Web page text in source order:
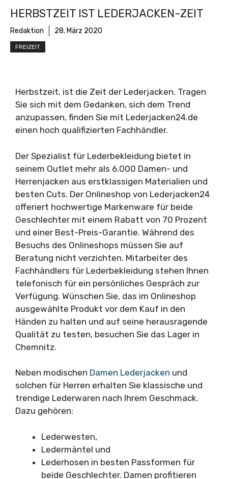
HERBSTZEIT IST LEDERJACKEN-ZEIT
Redaktion 28. März 2020
FREIZEIT
Herbstzeit, ist die Zeit der Lederjacken. Tragen
Sie sich mit dem Gedanken, sich dem Trend
anzupassen, finden Sie mit Lederjacken24.de
einen hoch qualifizierten Fachhändler.
Der Spezialist für Lederbekleidung bietet in
seinem Outlet mehr als 6.000 Damen- und
Herrenjacken aus erstklassigen Materialien und
besten Cuts. Der Onlineshop von Lederjacken24
offeriert hochwertige Markenware für beide
Geschlechter mit einem Rabatt von 70 Prozent
und einer Best-Preis-Garantie. Während des
Besuchs des Onlineshops müssen Sie auf
Beratung nicht verzichten. Mitarbeiter des
Fachhändlers für Lederbekleidung stehen Ihnen
telefonisch für ein persönliches Gespräch zur
Verfügung. Wünschen Sie, das im Onlineshop
ausgewählte Produkt vor dem Kauf in den
Händen zu halten und auf seine herausragende
Qualität zu testen, besuchen Sie das Lager in
Chemnitz.
Neben modischen Damen Lederjacken und
solchen für Herren erhalten Sie klassische und
trendige Lederwaren nach Ihrem Geschmack.
Dazu gehören:
Lederwesten,
Ledermäntel und
Lederhosen in besten Passformen für
beide Geschlechter. Damen profitieren